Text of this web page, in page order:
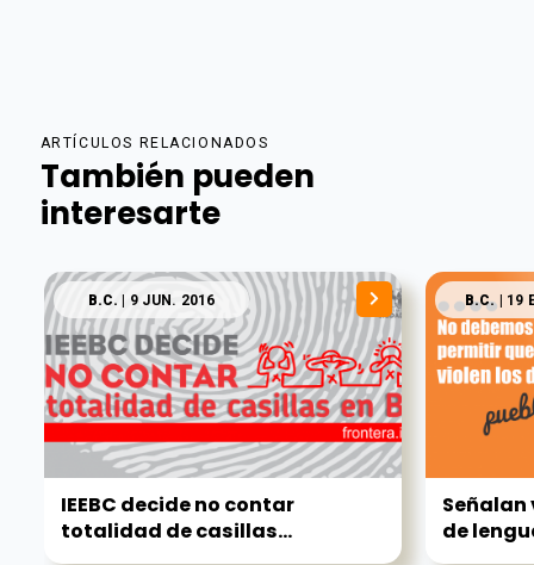
ARTÍCULOS RELACIONADOS
También pueden
interesarte
B.C. | 9 JUN. 2016
IEEBC decide no contar
totalidad de casillas...
B.C.| 19
de